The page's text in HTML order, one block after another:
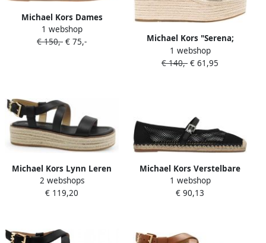
Michael Kors Dames
Espadrille Bruin 40S5LYFS1B
200 Lynn Espadrille Sandal
1 webshop
€ 150,- € 75,-
Michael Kors "Serena;
Wedge Espadrille in
lichtgoud"; Beige Dames
1 webshop
€ 140,- € 61,95
Michael Kors Lynn Leren
Espadrille Sandaal met
Plateauzool
2 webshops
€ 119,20
Michael Kors Verstelbare
Espadrilles met Gevlochten
Koordzool
1 webshop
€ 90,13